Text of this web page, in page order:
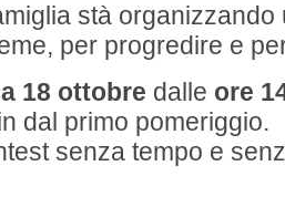
stà organizzando
per progredire e
18 ottobre dalle ore
dal primo pomeriggio.
senza tempo e